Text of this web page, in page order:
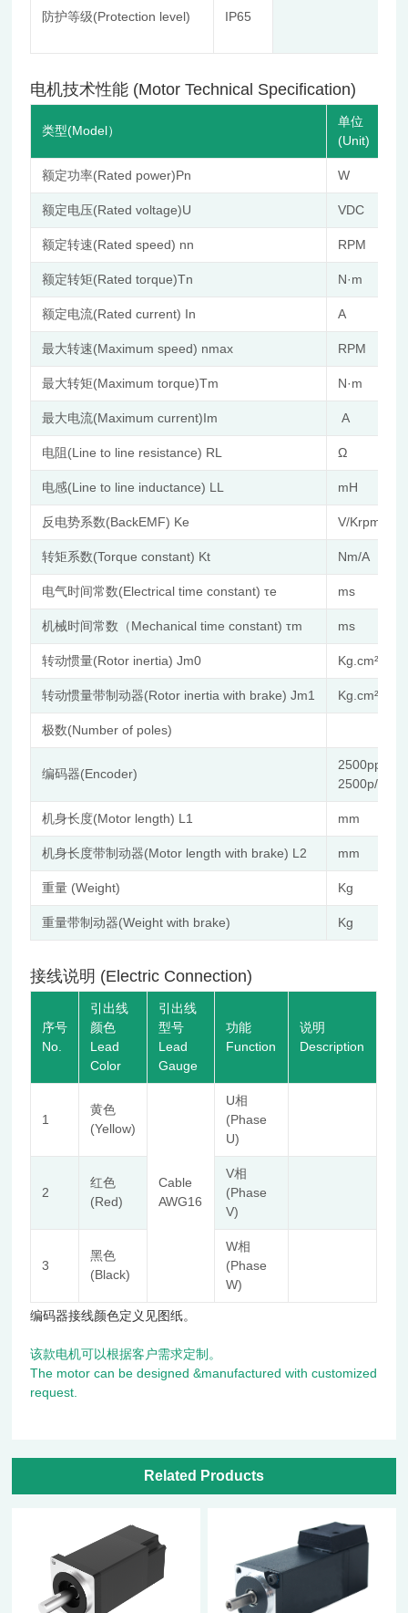
防护等级(Protection level) IP65
电机技术性能 (Motor Technical Specification)
类型(Model）
单位
(Unit)
额定功率(Rated power)Pn W
额定电压(Rated voltage)U VDC
额定转速(Rated speed) nn RPM
额定转矩(Rated torque)Tn N·m
额定电流(Rated current) In A
最大转速(Maximum speed) nmax RPM
最大转矩(Maximum torque)Tm N·m
最大电流(Maximum current)Im A
电阻(Line to line resistance) RL Ω
电感(Line to line inductance) LL mH
反电势系数(BackEMF) Ke V/Krpm
转矩系数(Torque constant) Kt Nm/A
电气时间常数(Electrical time constant) τe ms
机械时间常数（Mechanical time constant) τm ms
转动惯量(Rotor inertia) Jm0 Kg.cm²
转动惯量带制动器(Rotor inertia with brake) Jm1 Kg.cm²
极数(Number of poles)
编码器(Encoder)
2500ppr光
2500p/rev
机身长度(Motor length) L1 mm
机身长度带制动器(Motor length with brake) L2 mm
重量 (Weight) Kg
重量带制动器(Weight with brake) Kg
接线说明 (Electric Connection)
序号
No.
引出线
颜色
Lead
Color
引出线
型号
Lead
Gauge
功能
Function
说明
Description
1
黄色
(Yellow)
Cable
AWG16
U相
(Phase
U)
2
红色
(Red)
V相
(Phase
V)
3
黑色
(Black)
W相
(Phase
W)
编码器接线颜色定义见图纸。
该款电机可以根据客户需求定制。
The motor can be designed &manufactured with customized
request.
Related Products